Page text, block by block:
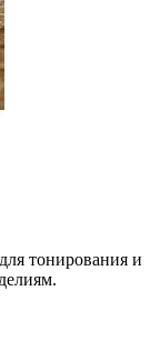
тонирования и